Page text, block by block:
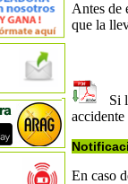
Antes de
que la
Si
En caso